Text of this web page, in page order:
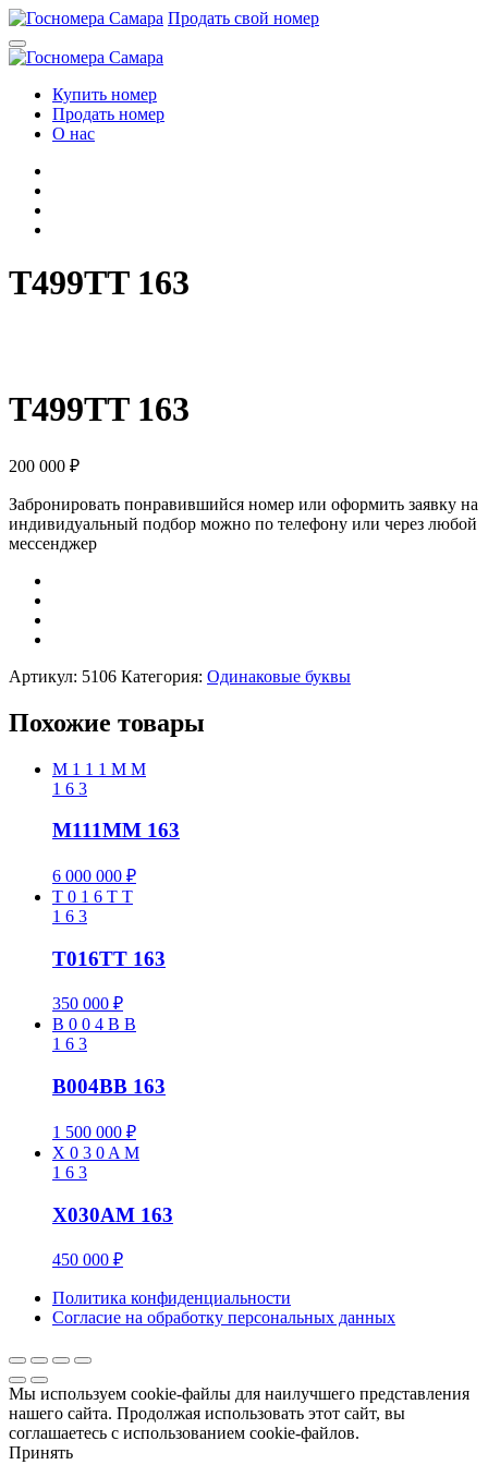
Перейти
к
содержимому
Продать свой номер
Купить номер
Продать номер
О нас
T499TT 163
T499TT 163
200 000 ₽
Забронировать понравившийся номер или оформить заявку на
индивидуальный подбор можно по телефону или через любой
мессенджер
Артикул: 5106 Категория: Одинаковые буквы
Похожие товары
M 1 1 1 M M
1 6 3
M111MM 163
6 000 000 ₽
T 0 1 6 T T
1 6 3
T016TT 163
350 000 ₽
В 0 0 4 В В
1 6 3
В004ВВ 163
1 500 000 ₽
X 0 3 0 A M
1 6 3
X030AM 163
450 000 ₽
Политика конфиденциальности
Cогласие на обработку персональных данных
Мы используем cookie-файлы для наилучшего представления
нашего сайта. Продолжая использовать этот сайт, вы
соглашаетесь с использованием cookie-файлов.
Принять